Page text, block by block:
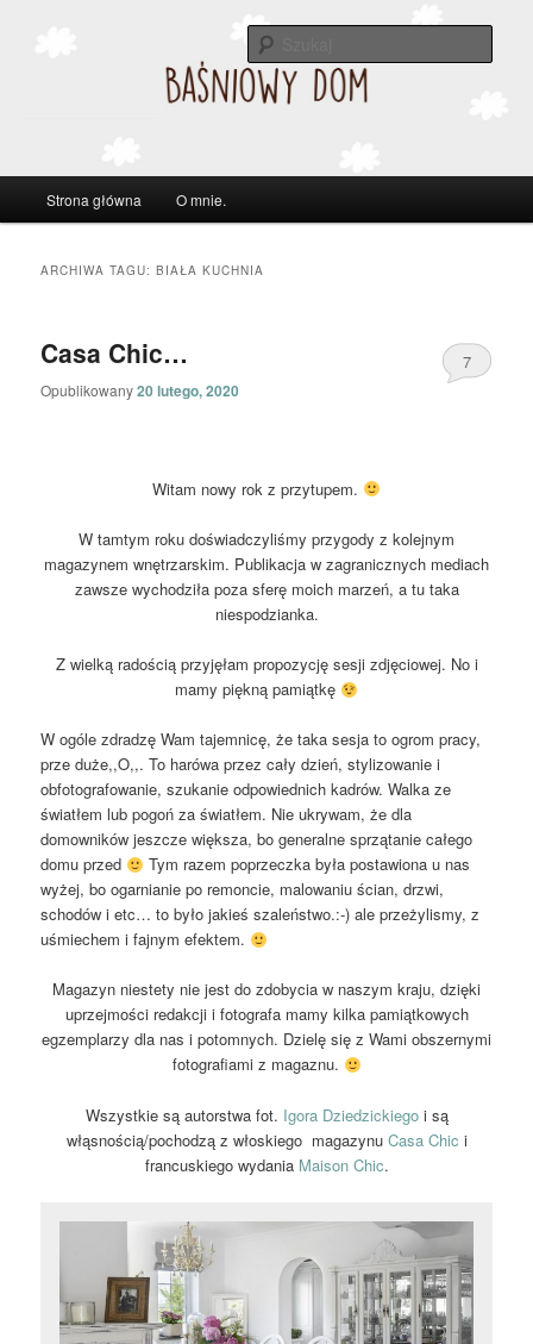
Przeskocz
Przeskocz
Strona główna O mnie.
ARCHIWA TAGU:BIAŁA KUCHNIA
Casa Chic…
Opublikowany20 lutego, 2020
7
Witam nowy rok z przytupem.
W tamtym roku doświadczyliśmy przygody z kolejnym
magazynem wnętrzarskim. Publikacja w zagranicznych mediach
zawsze wychodziła poza sferę moich marzeń, a tu taka
niespodzianka.
Z wielką radością przyjęłam propozycję sesji zdjęciowej. No i
mamy piękną pamiątkę
W ogóle zdradzę Wam tajemnicę, że taka sesja to ogrom pracy,
prze duże,,O,,. To harówa przez cały dzień, stylizowanie i
obfotografowanie, szukanie odpowiednich kadrów. Walka ze
światłem lub pogoń za światłem. Nie ukrywam, że dla
domowników jeszcze większa, bo generalne sprzątanie całego
domu przed
Tym razem poprzeczka była postawiona u nas
wyżej, bo ogarnianie po remoncie, malowaniu ścian, drzwi,
schodów i etc… to było jakieś szaleństwo.:-) ale przeżylismy, z
uśmiechem i fajnym efektem.
Magazyn niestety nie jest do zdobycia w naszym kraju, dzięki
uprzejmości redakcji i fotografa mamy kilka pamiątkowych
egzemplarzy dla nas i potomnych. Dzielę się z Wami obszernymi
fotografiami z magaznu.
Wszystkie są autorstwa fot. Igora Dziedzickiegoi są
włąsnością/pochodzą z włoskiego magazynu Casa Chic i
francuskiego wydania Maison Chic.